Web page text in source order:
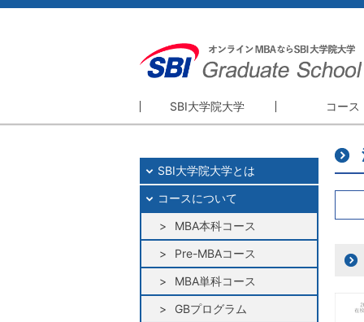
SBI大学院大学 コース
精神・理念
理事長・学長挨拶
大学院概要
MBA本科
GBプログ
SBI大学院大学とは
コースについて
MBA本科コース
Pre-MBAコース
MBA単科コース
GBプログラム